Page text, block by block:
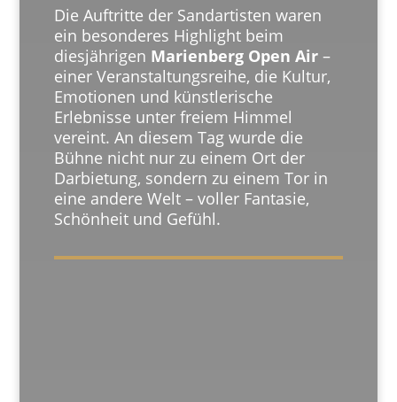
Die Auftritte der Sandartisten waren
ein besonderes Highlight beim
diesjährigen Marienberg Open Air–
einer Veranstaltungsreihe, die Kultur,
Emotionen und künstlerische
Erlebnisse unter freiem Himmel
vereint. An diesem Tag wurde die
Bühne nicht nur zu einem Ort der
Darbietung, sondern zu einem Tor in
eine andere Welt – voller Fantasie,
Schönheit und Gefühl.